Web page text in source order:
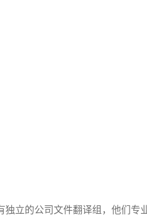
立的公司文件翻译组，他们专